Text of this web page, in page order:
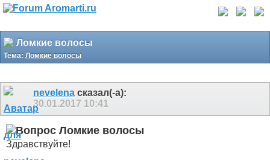
Ломкие волосы
Тема: Ломкие волосы
nevelena сказал(-а):
30.01.2017 10:41
Ломкие волосы
Здравствуйте!